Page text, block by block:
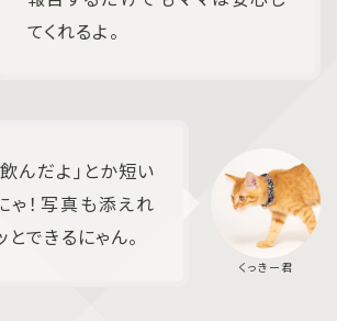
てくれるよ。
飲んだよ」とか短い
！写真も添えれ
とできるにゃん。